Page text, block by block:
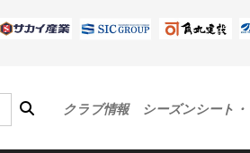
クラブ情報 シーズンシート